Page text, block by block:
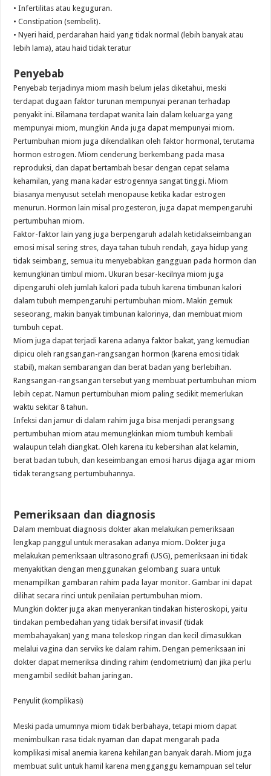
• Infertilitas atau keguguran.
• Constipation (sembelit).
• Nyeri haid, perdarahan haid yang tidak normal (lebih banyak atau
lebih lama), atau haid tidak teratur
Penyebab
Penyebab terjadinya miom masih belum jelas diketahui, meski
terdapat dugaan faktor turunan mempunyai peranan terhadap
penyakit ini. Bilamana terdapat wanita lain dalam keluarga yang
mempunyai miom, mungkin Anda juga dapat mempunyai miom.
Pertumbuhan miom juga dikendalikan oleh faktor hormonal, terutama
hormon estrogen. Miom cenderung berkembang pada masa
reproduksi, dan dapat bertambah besar dengan cepat selama
kehamilan, yang mana kadar estrogennya sangat tinggi. Miom
biasanya menyusut setelah menopause ketika kadar estrogen
menurun. Hormon lain misal progesteron, juga dapat mempengaruhi
pertumbuhan miom.
Faktor-faktor lain yang juga berpengaruh adalah ketidakseimbangan
emosi misal sering stres, daya tahan tubuh rendah, gaya hidup yang
tidak seimbang, semua itu menyebabkan gangguan pada hormon dan
kemungkinan timbul miom. Ukuran besar-kecilnya miom juga
dipengaruhi oleh jumlah kalori pada tubuh karena timbunan kalori
dalam tubuh mempengaruhi pertumbuhan miom. Makin gemuk
seseorang, makin banyak timbunan kalorinya, dan membuat miom
tumbuh cepat.
Miom juga dapat terjadi karena adanya faktor bakat, yang kemudian
dipicu oleh rangsangan-rangsangan hormon (karena emosi tidak
stabil), makan sembarangan dan berat badan yang berlebihan.
Rangsangan-rangsangan tersebut yang membuat pertumbuhan miom
lebih cepat. Namun pertumbuhan miom paling sedikit memerlukan
waktu sekitar 8 tahun.
Infeksi dan jamur di dalam rahim juga bisa menjadi perangsang
pertumbuhan miom atau memungkinkan miom tumbuh kembali
walaupun telah diangkat. Oleh karena itu kebersihan alat kelamin,
berat badan tubuh, dan keseimbangan emosi harus dijaga agar miom
tidak terangsang pertumbuhannya.
Pemeriksaan dan diagnosis
Dalam membuat diagnosis dokter akan melakukan pemeriksaan
lengkap panggul untuk merasakan adanya miom. Dokter juga
melakukan pemeriksaan ultrasonografi (USG), pemeriksaan ini tidak
menyakitkan dengan menggunakan gelombang suara untuk
menampilkan gambaran rahim pada layar monitor. Gambar ini dapat
dilihat secara rinci untuk penilaian pertumbuhan miom.
Mungkin dokter juga akan menyerankan tindakan histeroskopi, yaitu
tindakan pembedahan yang tidak bersifat invasif (tidak
membahayakan) yang mana teleskop ringan dan kecil dimasukkan
melalui vagina dan serviks ke dalam rahim. Dengan pemeriksaan ini
dokter dapat memeriksa dinding rahim (endometrium) dan jika perlu
mengambil sedikit bahan jaringan.
Penyulit (komplikasi)
Meski pada umumnya miom tidak berbahaya, tetapi miom dapat
menimbulkan rasa tidak nyaman dan dapat mengarah pada
komplikasi misal anemia karena kehilangan banyak darah. Miom juga
membuat sulit untuk hamil karena mengganggu kemampuan sel telur